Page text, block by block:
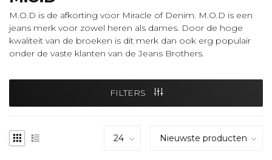
M.O.D is de afkorting voor Miracle of Denim. M.O.D is een
jeans merk voor zowel heren als dames. Door de hoge
kwaliteit van de broeken is dit merk dan ook erg populair
onder de vaste klanten van de Jeans Brothers.
FILTERS